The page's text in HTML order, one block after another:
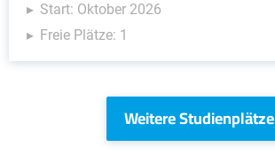
Start: Oktober 2026
Freie Plätze: 1
Weitere Studienplätze